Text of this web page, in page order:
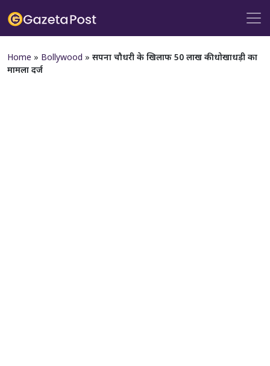
Home » Bollywood » सपना चौधरी के खिलाफ 50 लाख की धोखाधड़ी का
मामला दर्ज